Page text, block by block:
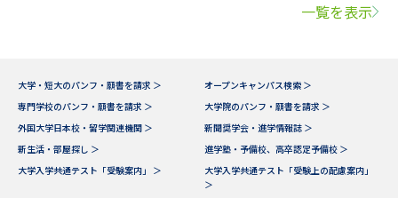
一覧を表示
大学・短大のパンフ・願書を請求 ＞
オープンキャンパス検索 ＞
専門学校のパンフ・願書を請求 ＞
大学院のパンフ・願書を請求 ＞
外国大学日本校・留学関連機関 ＞
新聞奨学会・進学情報誌 ＞
新生活・部屋探し ＞
進学塾・予備校、高卒認定予備校 ＞
大学入学共通テスト「受験案内」 ＞
大学入学共通テスト「受験上の配慮案内」
＞